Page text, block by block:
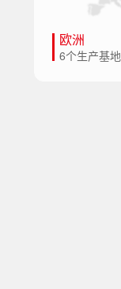
欧洲
6个生产基地